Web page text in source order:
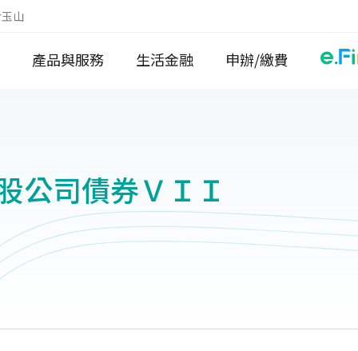
山
產品與服務 生活金融 申辦/繳費
公司債券ＶＩＩ